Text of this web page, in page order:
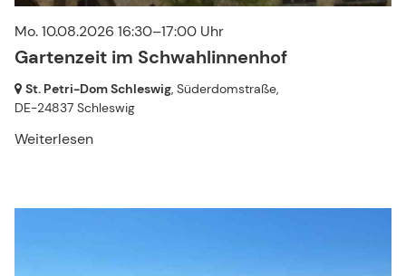
Mo. 10.08.2026 16:30–17:00 Uhr
Gartenzeit im Schwahlinnenhof
St. Petri-Dom Schleswig, Süderdomstraße,
DE-24837 Schleswig
Weiterlesen